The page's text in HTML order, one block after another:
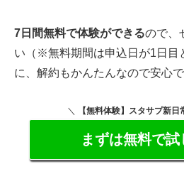
7日間無料で体験ができるので、
い（※無料期間は申込日が1日目
に、解約もかんたんなので安心で
＼ 【無料体験】 スタサプ新日
まずは無料で